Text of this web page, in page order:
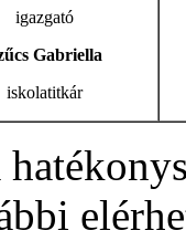
igazgató
Gabriella
iskolatitkár